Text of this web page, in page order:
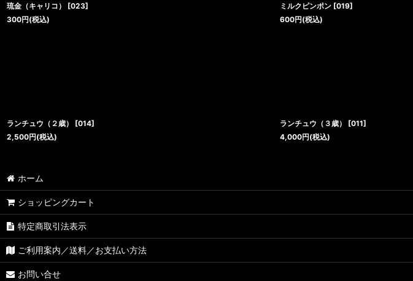
琉金（キャリコ） [023]
300円(税込)
ミルクピンポン [019]
600円(税込)
ランチュウ（２歳） [014]
2,500円(税込)
ランチュウ（３歳） [011]
4,000円(税込)
ホーム
ショッピングカート
特定商取引法表示
ご利用案内／送料／お支払い方法
お問い合せ